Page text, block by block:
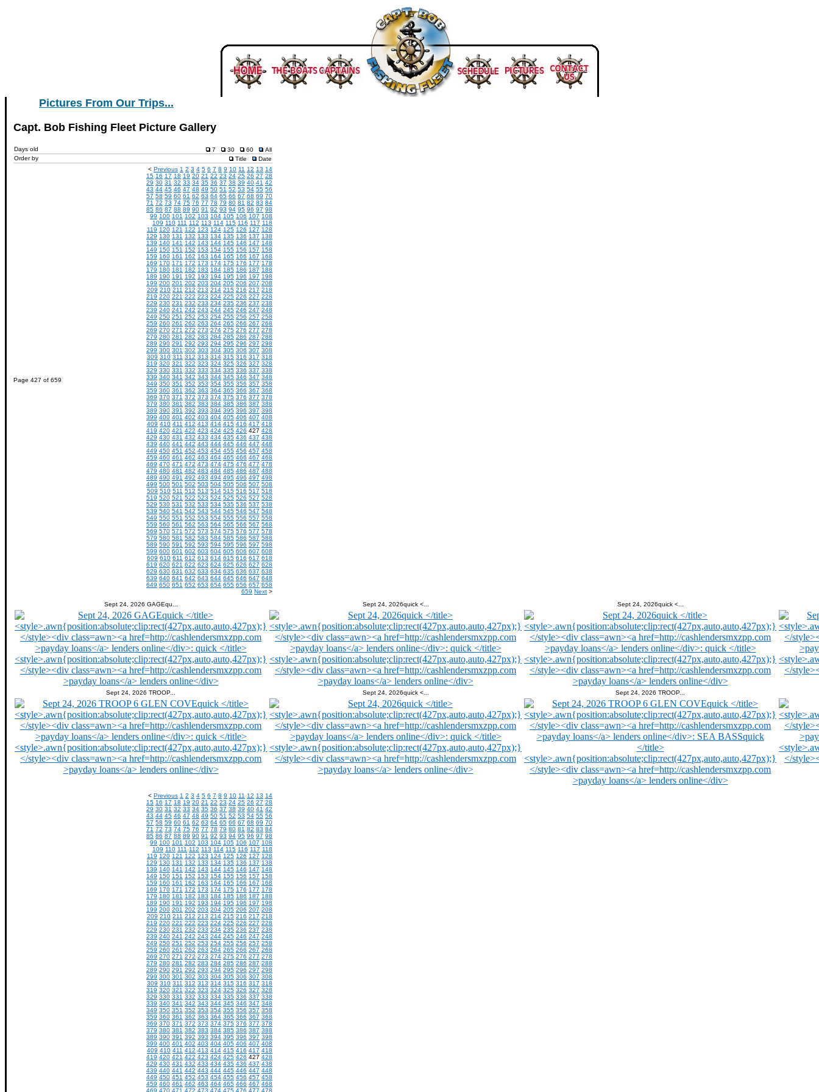
Pictures From Our Trips...
Capt. Bob Fishing Fleet Picture Gallery
Days old 7 30 60
All
Order by
Title Date
Page 427 of 659
< Previous 1 2 3 4 5 6 7 8 9 10 11 12 13 14
15 16 17 18 19 20 21 22 23 24 25 26 27 28
29 30 31 32 33 34 35 36 37 38 39 40 41 42
43 44 45 46 47 48 49 50 51 52 53 54 55 56
57 58 59 60 61 62 63 64 65 66 67 68 69 70
71 72 73 74 75 76 77 78 79 80 81 82 83 84
85 86 87 88 89 90 91 92 93 94 95 96 97 98
99 100 101 102 103 104 105 106 107 108
109 110 111 112 113 114 115 116 117 118
119 120 121 122 123 124 125 126 127 128
129 130 131 132 133 134 135 136 137 138
139 140 141 142 143 144 145 146 147 148
149 150 151 152 153 154 155 156 157 158
159 160 161 162 163 164 165 166 167 168
169 170 171 172 173 174 175 176 177 178
179 180 181 182 183 184 185 186 187 188
189 190 191 192 193 194 195 196 197 198
199 200 201 202 203 204 205 206 207 208
209 210 211 212 213 214 215 216 217 218
219 220 221 222 223 224 225 226 227 228
229 230 231 232 233 234 235 236 237 238
239 240 241 242 243 244 245 246 247 248
249 250 251 252 253 254 255 256 257 258
259 260 261 262 263 264 265 266 267 268
269 270 271 272 273 274 275 276 277 278
279 280 281 282 283 284 285 286 287 288
289 290 291 292 293 294 295 296 297 298
299 300 301 302 303 304 305 306 307 308
309 310 311 312 313 314 315 316 317 318
319 320 321 322 323 324 325 326 327 328
329 330 331 332 333 334 335 336 337 338
339 340 341 342 343 344 345 346 347 348
349 350 351 352 353 354 355 356 357 358
359 360 361 362 363 364 365 366 367 368
369 370 371 372 373 374 375 376 377 378
379 380 381 382 383 384 385 386 387 388
389 390 391 392 393 394 395 396 397 398
399 400 401 402 403 404 405 406 407 408
409 410 411 412 413 414 415 416 417 418
419 420 421 422 423 424 425 426 427 428
429 430 431 432 433 434 435 436 437 438
439 440 441 442 443 444 445 446 447 448
449 450 451 452 453 454 455 456 457 458
459 460 461 462 463 464 465 466 467 468
469 470 471 472 473 474 475 476 477 478
479 480 481 482 483 484 485 486 487 488
489 490 491 492 493 494 495 496 497 498
499 500 501 502 503 504 505 506 507 508
509 510 511 512 513 514 515 516 517 518
519 520 521 522 523 524 525 526 527 528
529 530 531 532 533 534 535 536 537 538
539 540 541 542 543 544 545 546 547 548
549 550 551 552 553 554 555 556 557 558
559 560 561 562 563 564 565 566 567 568
569 570 571 572 573 574 575 576 577 578
579 580 581 582 583 584 585 586 587 588
589 590 591 592 593 594 595 596 597 598
599 600 601 602 603 604 605 606 607 608
609 610 611 612 613 614 615 616 617 618
619 620 621 622 623 624 625 626 627 628
629 630 631 632 633 634 635 636 637 638
639 640 641 642 643 644 645 646 647 648
649 650 651 652 653 654 655 656 657 658
659 Next >
Sept 24, 2026 GAGEqu...
Sept 24, 2026quick <... Sept 24, 2026quick <...
Sept 24, 2026 TROOP... Sept 24, 2026quick <... Sept 24, 2026 TROOP...
< Previous 1 2 3 4 5 6 7 8 9 10 11 12 13 14
15 16 17 18 19 20 21 22 23 24 25 26 27 28
29 30 31 32 33 34 35 36 37 38 39 40 41 42
43 44 45 46 47 48 49 50 51 52 53 54 55 56
57 58 59 60 61 62 63 64 65 66 67 68 69 70
71 72 73 74 75 76 77 78 79 80 81 82 83 84
85 86 87 88 89 90 91 92 93 94 95 96 97 98
99 100 101 102 103 104 105 106 107 108
109 110 111 112 113 114 115 116 117 118
119 120 121 122 123 124 125 126 127 128
129 130 131 132 133 134 135 136 137 138
139 140 141 142 143 144 145 146 147 148
149 150 151 152 153 154 155 156 157 158
159 160 161 162 163 164 165 166 167 168
169 170 171 172 173 174 175 176 177 178
179 180 181 182 183 184 185 186 187 188
189 190 191 192 193 194 195 196 197 198
199 200 201 202 203 204 205 206 207 208
209 210 211 212 213 214 215 216 217 218
219 220 221 222 223 224 225 226 227 228
229 230 231 232 233 234 235 236 237 238
239 240 241 242 243 244 245 246 247 248
249 250 251 252 253 254 255 256 257 258
259 260 261 262 263 264 265 266 267 268
269 270 271 272 273 274 275 276 277 278
279 280 281 282 283 284 285 286 287 288
289 290 291 292 293 294 295 296 297 298
299 300 301 302 303 304 305 306 307 308
309 310 311 312 313 314 315 316 317 318
319 320 321 322 323 324 325 326 327 328
329 330 331 332 333 334 335 336 337 338
339 340 341 342 343 344 345 346 347 348
349 350 351 352 353 354 355 356 357 358
359 360 361 362 363 364 365 366 367 368
369 370 371 372 373 374 375 376 377 378
379 380 381 382 383 384 385 386 387 388
389 390 391 392 393 394 395 396 397 398
399 400 401 402 403 404 405 406 407 408
409 410 411 412 413 414 415 416 417 418
419 420 421 422 423 424 425 426 427 428
429 430 431 432 433 434 435 436 437 438
439 440 441 442 443 444 445 446 447 448
449 450 451 452 453 454 455 456 457 458
459 460 461 462 463 464 465 466 467 468
469 470 471 472 473 474 475 476 477 478